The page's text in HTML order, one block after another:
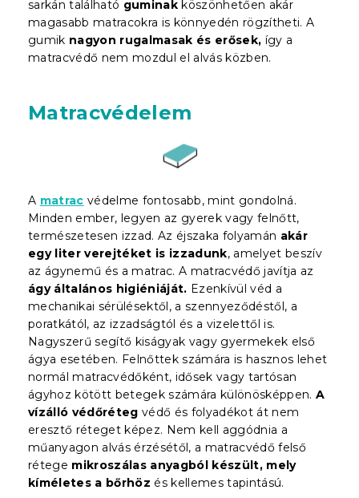
sarkán található guminak köszönhetően akár
magasabb matracokra is könnyedén rögzítheti. A
gumik nagyon rugalmasak és erősek, így a
matracvédő nem mozdul el alvás közben.
Matracvédelem
A matrac védelme fontosabb, mint gondolná.
Minden ember, legyen az gyerek vagy felnőtt,
természetesen izzad. Az éjszaka folyamán akár
egy liter verejtéket is izzadunk, amelyet beszív
az ágynemű és a matrac. A matracvédő javítja az
ágy általános higiéniáját. Ezenkívül véd a
mechanikai sérülésektől, a szennyeződéstől, a
poratkától, az izzadságtól és a vizelettől is.
Nagyszerű segítő kiságyak vagy gyermekek első
ágya esetében. Felnőttek számára is hasznos lehet
normál matracvédőként, idősek vagy tartósan
ágyhoz kötött betegek számára különösképpen.A
vízálló védőréteg védő és folyadékot át nem
eresztő réteget képez. Nem kell aggódnia a
műanyagon alvás érzésétől, a matracvédő felső
rétege mikroszálas anyagból készült, mely
kíméletes a bőrhöz és kellemes tapintású.